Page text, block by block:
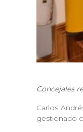
Concejales
Carlos
gestionado